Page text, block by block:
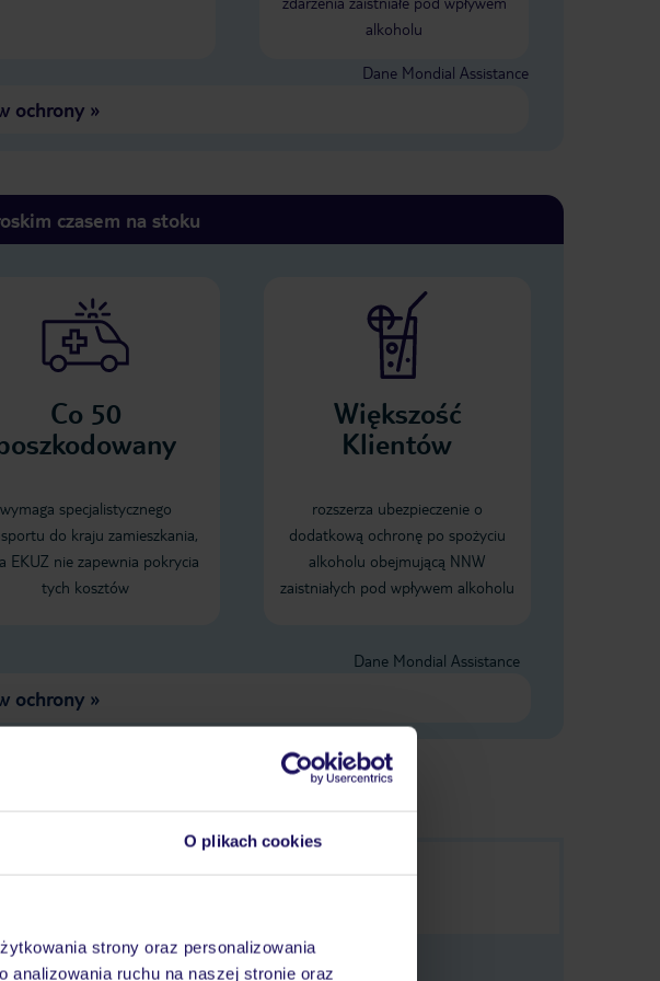
O plikach cookies
strony oraz personalizowania
ruchu na naszej stronie oraz
alkoholu
Dane Mondial Assistance
ochrony»
czasem na stoku
Co 50
wymaga specjalistycznego
do kraju zamieszkania,
EKUZ nie zapewnia pokrycia
tych kosztów
Większość
Klientów
rozszerza ubezpieczenie o
dodatkową ochronę po spożyciu
alkoholu obejmującą NNW
zaistniałych pod wpływem alkoholu
Dane Mondial Assistance
ochrony »